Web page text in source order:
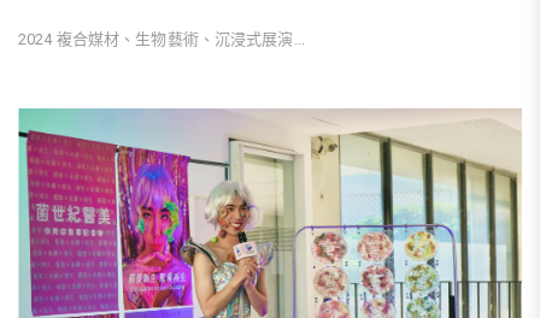
2024 複合媒材、生物藝術、沉浸式展演...